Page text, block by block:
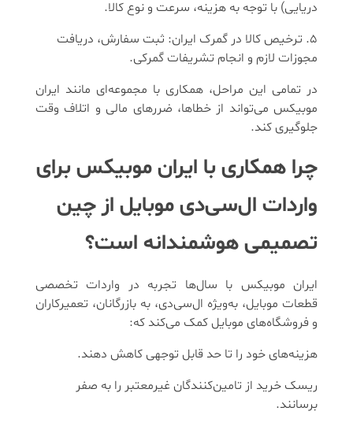
دریایی) با توجه به هزینه، سرعت و نوع کالا.
ترخیص کالا در گمرک ایران: ثبت سفارش، دریافت
مجوزات لازم و انجام تشریفات گمرکی.
در تمامی این مراحل، همکاری با مجموعه‌ای مانند ایران
موبیکس می‌تواند از خطاها، ضررهای مالی و اتلاف وقت
جلوگیری کند.
چرا همکاری با ایران موبیکس برای
واردات ال‌سی‌دی موبایل از چین
تصمیمی هوشمندانه است؟
ایران موبیکس با سال‌ها تجربه در واردات تخصصی
قطعات موبایل، به‌ویژه ال‌سی‌دی، به بازرگانان، تعمیرکاران
و فروشگاه‌های موبایل کمک می‌کند که:
هزینه‌های خود را تا حد قابل توجهی کاهش دهند.
ریسک خرید از تامین‌کنندگان غیرمعتبر را به صفر
برسانند.